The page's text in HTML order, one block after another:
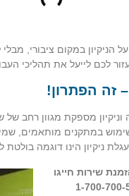
הניקיון במקום ציבורי,
לכם לייעל את תהליכי
– זה הפתרון!
מספקת מגוון רחב של
במתקנים מותאמים,
ניקיון הינו דוגמה בולטת
שירות חייגו
1-700-700-